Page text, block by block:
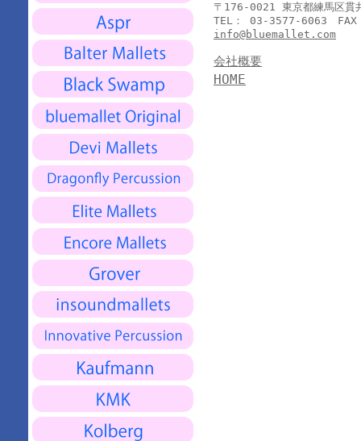
〒176-0021 東京都練馬区貫
TEL： 03-3577-6063
info@bluemallet.com
会社概要
HOME